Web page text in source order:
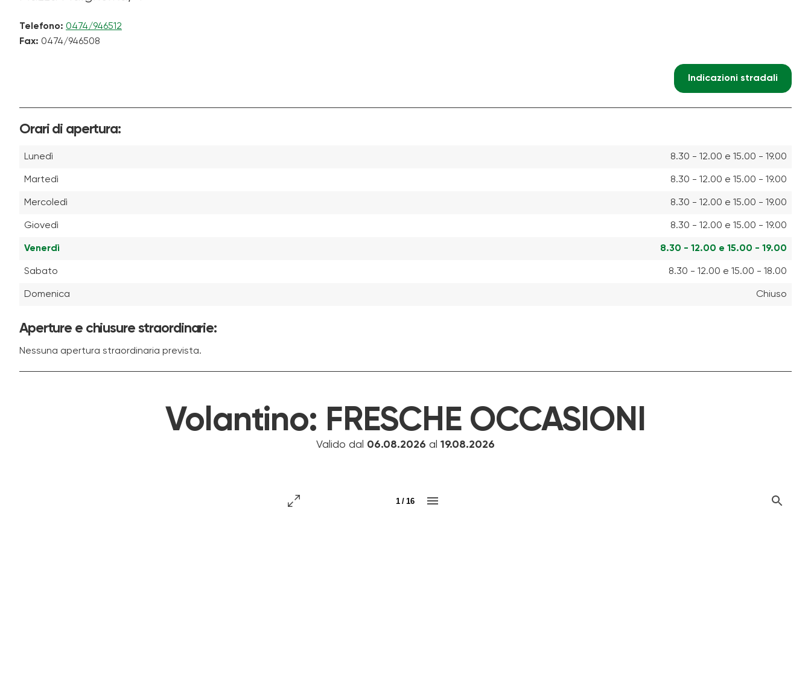
Telefono: 0474/946512
Fax: 0474/946508
Indicazioni stradali
Orari di apertura:
Lunedì 8.30 - 12.00 e 15.00 - 19.00
Martedì 8.30 - 12.00 e 15.00 - 19.00
Mercoledì 8.30 - 12.00 e 15.00 - 19.00
Giovedì 8.30 - 12.00 e 15.00 - 19.00
Venerdì 8.30 - 12.00 e 15.00 - 19.00
Sabato 8.30 - 12.00 e 15.00 - 18.00
Domenica Chiuso
Aperture e chiusure straordinarie:
Nessuna apertura straordinaria prevista.
Volantino: FRESCHE OCCASIONI
Valido dal 06.08.2026 al 19.08.2026